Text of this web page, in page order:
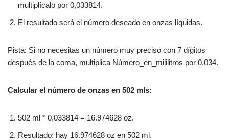
multiplícalo por 0,033814.
El resultado será el número deseado en onzas líquidas.
Pista: Si no necesitas un número muy preciso con 7 dígitos
después de la coma, multiplica Número_en_mililitros por 0,034.
Calcular el número de onzas en 502 mls:
502 ml * 0,033814 = 16.974628 oz.
Resultado: hay 16.974628 oz en 502 ml.